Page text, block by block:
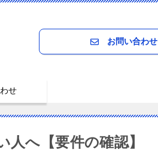
お問い合わせ
せ
へ【要件の確認】